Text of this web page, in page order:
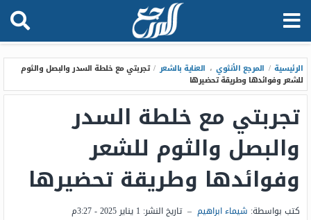
الرئيسية / المرجع الأنثوي ، العناية بالشعر / تجربتي مع خلطة السدر والبصل والثوم
للشعر وفوائدها وطريقة تحضيرها
تجربتي مع خلطة السدر
والبصل والثوم للشعر
وفوائدها وطريقة تحضيرها
كتب بواسطة: شيماء ابراهيم – تاريخ النشر: 1 يناير 2025 - 3:27م